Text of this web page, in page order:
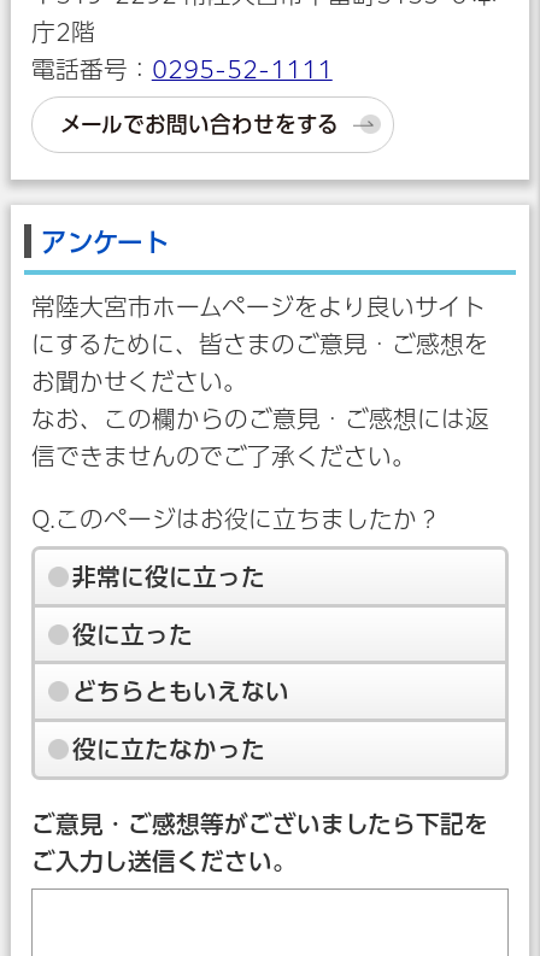
庁2階
電話番号： 0295-52-1111
メールでお問い合わせをする
アンケート
常陸大宮市ホームページをより良いサイト
にするために、皆さまのご意見・ご感想を
お聞かせください。
なお、この欄からのご意見・ご感想には返
信できませんのでご了承ください。
Q.このページはお役に立ちましたか？
非常に役に立った
役に立った
どちらともいえない
役に立たなかった
ご意見・ご感想等がございましたら下記を
ご入力し送信ください。